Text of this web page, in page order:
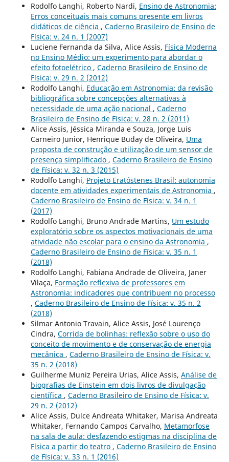
Rodolfo Langhi, Roberto Nardi, Ensino de Astronomia:
Erros conceituais mais comuns presente em livros
didáticos de ciência , Caderno Brasileiro de Ensino de
Física: v. 24 n. 1 (2007)
Luciene Fernanda da Silva, Alice Assis, Física Moderna
no Ensino Médio: um experimento para abordar o
efeito fotoelétrico , Caderno Brasileiro de Ensino de
Física: v. 29 n. 2 (2012)
Rodolfo Langhi, Educação em Astronomia: da revisão
bibliográfica sobre concepções alternativas à
necessidade de uma ação nacional , Caderno
Brasileiro de Ensino de Física: v. 28 n. 2 (2011)
Alice Assis, Jéssica Miranda e Souza, Jorge Luis
Carneiro Junior, Henrique Buday de Oliveira, Uma
proposta de construção e utilização de um sensor de
presença simplificado , Caderno Brasileiro de Ensino
de Física: v. 32 n. 3 (2015)
Rodolfo Langhi, Projeto Eratóstenes Brasil: autonomia
docente em atividades experimentais de Astronomia ,
Caderno Brasileiro de Ensino de Física: v. 34 n. 1
(2017)
Rodolfo Langhi, Bruno Andrade Martins, Um estudo
exploratório sobre os aspectos motivacionais de uma
atividade não escolar para o ensino da Astronomia ,
Caderno Brasileiro de Ensino de Física: v. 35 n. 1
(2018)
Rodolfo Langhi, Fabiana Andrade de Oliveira, Janer
Vilaça, Formação reflexiva de professores em
Astronomia: indicadores que contribuem no processo
, Caderno Brasileiro de Ensino de Física: v. 35 n. 2
(2018)
Silmar Antonio Travain, Alice Assis, José Lourenço
Cindra, Corrida de bolinhas: reflexão sobre o uso do
conceito de movimento e de conservação de energia
mecânica , Caderno Brasileiro de Ensino de Física: v.
35 n. 2 (2018)
Guilherme Muniz Pereira Urias, Alice Assis, Análise de
biografias de Einstein em dois livros de divulgação
científica , Caderno Brasileiro de Ensino de Física: v.
29 n. 2 (2012)
Alice Assis, Dulce Andreata Whitaker, Marisa Andreata
Whitaker, Fernando Campos Carvalho, Metamorfose
na sala de aula: desfazendo estigmas na disciplina de
Física a partir do teatro , Caderno Brasileiro de Ensino
de Física: v. 33 n. 1 (2016)